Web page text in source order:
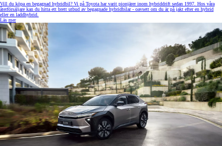
Vill du köpa en begagnad hybridbil? Vi på Toyota har varit pionjärer inom hybriddrift sedan 1997. Hos våra
återförsäljare kan du hitta ett brett utbud av begagnade hybridbilar - oavsett om du är på jakt efter en hybrid
eller en laddhybrid.
Läs mer